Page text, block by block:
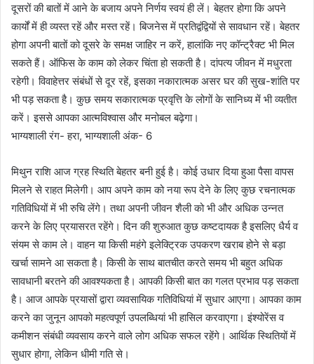
दूसरों की बातों में आने के बजाय अपने निर्णय स्वयं ही लें। बेहतर होगा कि अपने
कार्यों में ही व्यस्त रहें और मस्त रहें। बिजनेस में प्रतिद्वंद्वियों से सावधान रहें। बेहतर
होगा अपनी बातों को दूसरे के समक्ष जाहिर न करें, हालांकि नए कॉन्ट्रैक्ट भी मिल
सकते हैं। ऑफिस के काम को लेकर चिंता हो सकती है। दांपत्य जीवन में मधुरता
रहेगी। विवाहेत्तर संबंधों से दूर रहें, इसका नकारात्मक असर घर की सुख-शांति पर
भी पड़ सकता है। कुछ समय सकारात्मक प्रवृत्ति के लोगों के सानिध्य में भी व्यतीत
करें। इससे आपका आत्मविश्वास और मनोबल बढ़ेगा।
भाग्यशाली रंग- हरा, भाग्यशाली अंक- 6
मिथुन राशि आज ग्रह स्थिति बेहतर बनी हुई है। कोई उधार दिया हुआ पैसा वापस
मिलने से राहत मिलेगी। आप अपने काम को नया रूप देने के लिए कुछ रचनात्मक
गतिविधियों में भी रुचि लेंगे। तथा अपनी जीवन शैली को भी और अधिक उन्नत
करने के लिए प्रयासरत रहेंगे। दिन की शुरुआत कुछ कष्टदायक है इसलिए धैर्य व
संयम से काम ले। वाहन या किसी महंगे इलेक्ट्रिक उपकरण खराब होने से बड़ा
खर्चा सामने आ सकता है। किसी के साथ बातचीत करते समय भी बहुत अधिक
सावधानी बरतने की आवश्यकता है। आपकी किसी बात का गलत प्रभाव पड़ सकता
है। आज आपके प्रयासों द्वारा व्यवसायिक गतिविधियां में सुधार आएगा। आपका काम
करने का जुनून आपको महत्वपूर्ण उपलब्धियां भी हासिल करवाएगा। इंश्योरेंस व
कमीशन संबंधी व्यवसाय करने वाले लोग अधिक सफल रहेंगे। आर्थिक स्थितियों में
सुधार होगा, लेकिन धीमी गति से।